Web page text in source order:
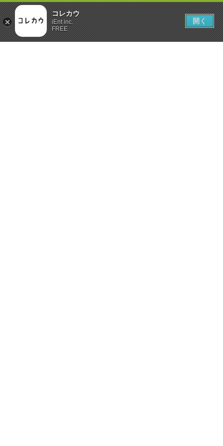
コレカウ
iEnt inc.
FREE
開く